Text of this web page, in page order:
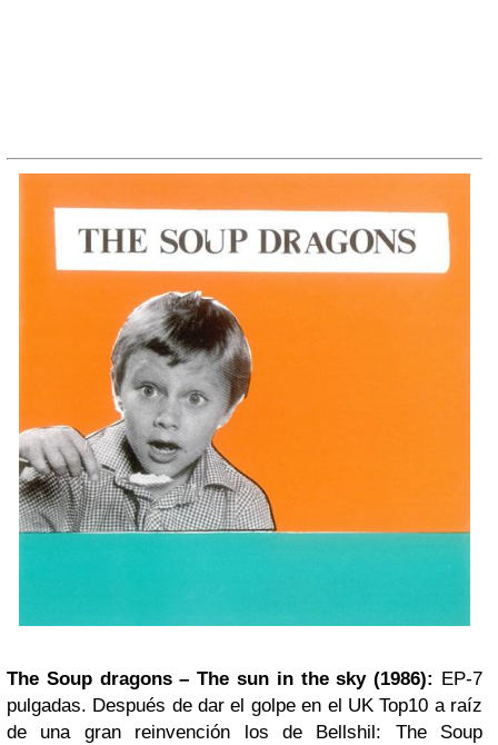
The Soup dragons – The sun in the sky (1986):
EP-7
pulgadas. Después de dar el golpe en el UK Top10 a raíz
de una gran reinvención los de Bellshil: The Soup